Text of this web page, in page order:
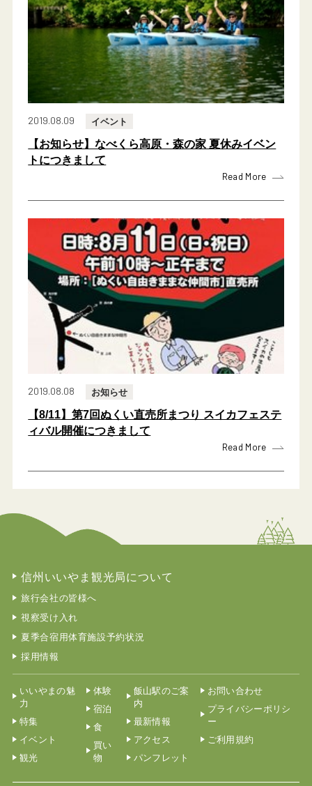
2019.08.09 イベント
【お知らせ】なべくら高原・森の家 夏休みイベン
トにつきまして
Read More
2019.08.08 お知らせ
【8/11】第7回ぬくい直売所まつり スイカフェステ
ィバル開催につきまして
Read More
信州いいやま観光局について
旅行会社の皆様へ
視察受け入れ
夏季合宿用体育施設予約状況
採用情報
いいやまの魅
力
特集
イベント
観光
体験
宿泊
食
買い
物
飯山駅のご案
内
最新情報
アクセス
パンフレット
お問い合わせ
プライバシーポリシ
ー
ご利用規約